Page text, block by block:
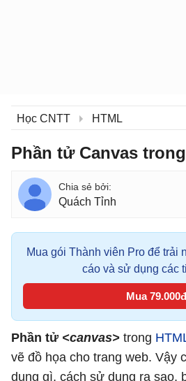
Học CNTT HTML
Phần tử Canvas
Quách Tỉnh
Mua gói Thành viên Pro để trải
cáo và sử dụng các
Mua 79.000đ
Phần tử <canvas> trong
vẽ đồ họa cho trang web. Vậy
dung gì, cách sử dụng ra sao,